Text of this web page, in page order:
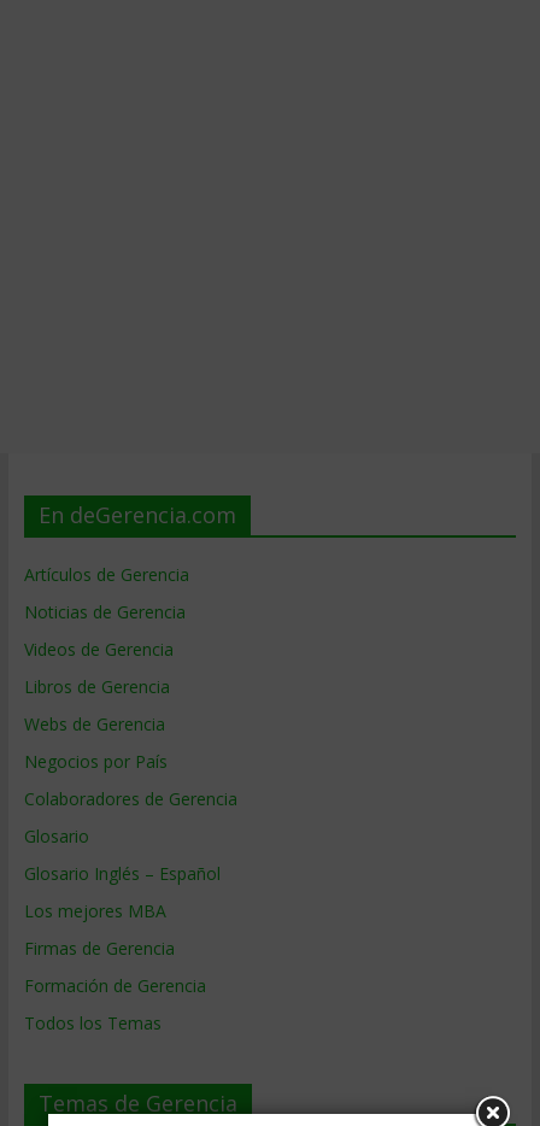
En deGerencia.com
Artículos de Gerencia
Noticias de Gerencia
Videos de Gerencia
Libros de Gerencia
Webs de Gerencia
Negocios por País
Colaboradores de Gerencia
Glosario
Glosario Inglés – Español
Los mejores MBA
Firmas de Gerencia
Formación de Gerencia
Todos los Temas
Temas de Gerencia